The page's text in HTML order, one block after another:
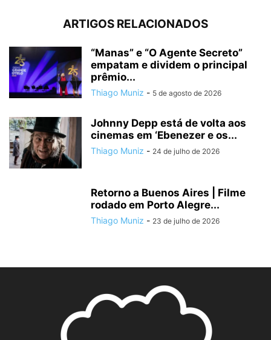
ARTIGOS RELACIONADOS
“Manas” e “O Agente Secreto”
empatam e dividem o principal
prêmio...
Thiago Muniz - 5 de agosto de 2026
Johnny Depp está de volta aos
cinemas em ‘Ebenezer e os...
Thiago Muniz - 24 de julho de 2026
Retorno a Buenos Aires | Filme
rodado em Porto Alegre...
Thiago Muniz - 23 de julho de 2026